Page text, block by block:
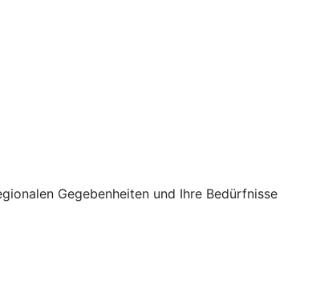
Gegebenheiten und Ihre Bedürfnisse